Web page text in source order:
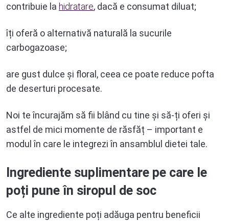
contribuie la hidratare, dacă e consumat diluat;
îți oferă o alternativă naturală la sucurile
carbogazoase;
are gust dulce și floral, ceea ce poate reduce pofta
de deserturi procesate.
Noi te încurajăm să fii blând cu tine și să-ți oferi și
astfel de mici momente de răsfăț – important e
modul în care le integrezi în ansamblul dietei tale.
Ingrediente suplimentare pe care le
poți pune în siropul de soc
Ce alte ingrediente poți adăuga pentru beneficii